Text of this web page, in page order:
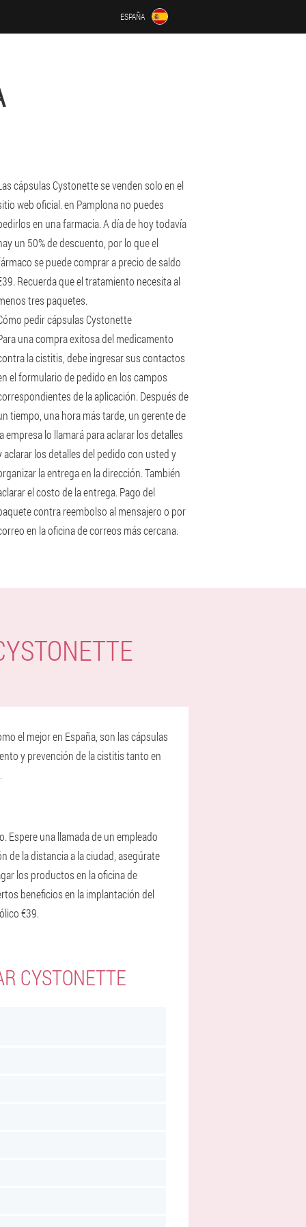
ESPAÑA
cápsulas Cystonette se venden solo en el
web oficial. en Pamplona no puedes
en una farmacia. A día de hoy todavía
un 50% de descuento, por lo que el
se puede comprar a precio de saldo
Recuerda que el tratamiento necesita al
tres paquetes.
pedir cápsulas Cystonette
una compra exitosa del medicamento
la cistitis, debe ingresar sus contactos
el formulario de pedido en los campos
de la aplicación. Después de
tiempo, una hora más tarde, un gerente de
empresa lo llamará para aclarar los detalles
aclarar los detalles del pedido con usted y
la entrega en la dirección. También
el costo de la entrega. Pago del
contra reembolso al mensajero o por
en la oficina de correos más cercana.
el mejor en España, son las cápsulas
y prevención de la cistitis tanto en
Espere una llamada de un empleado
de la distancia a la ciudad, asegúrate
los productos en la oficina de
beneficios en la implantación del
€39.
CYSTONETTE